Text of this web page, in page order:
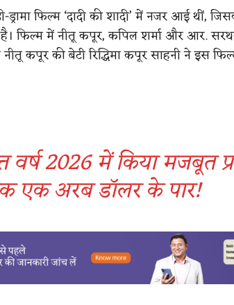
फिल्म ‘दादी की शादी’ में नजर आई थीं,
फिल्म में नीतू कपूर, कपिल शर्मा और आर.
कपूर की बेटी रिद्धिमा कपूर साहनी ने इस
वर्ष 2026 में किया मजबूत
एक अरब डॉलर के पार!